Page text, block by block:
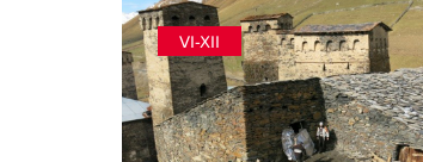
VI-XII